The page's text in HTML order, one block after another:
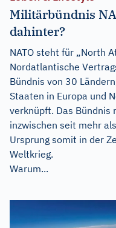
Militärbündnis
dahinter?
NATO steht für „North
Nordatlantische
Bündnis von 30
Staaten in Europa und
verknüpft. Das
inzwischen seit mehr
Ursprung somit in der
Weltkrieg.
Warum...